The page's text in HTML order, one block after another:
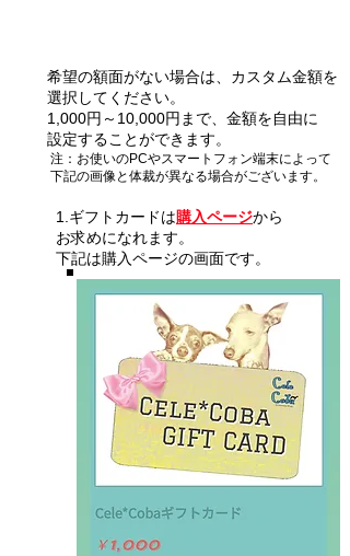
希望の額面がない場合は、カスタム金額を
選択してください。
1,000円～10,000円まで、金額を自由に
設定することができます。
注：お使いのPCやスマートフォン端末によって
下記の画像と体裁が異なる場合がございます。
1.ギフトカードは購入ページから
お求めになれます。
下記は購入ページの画面です。